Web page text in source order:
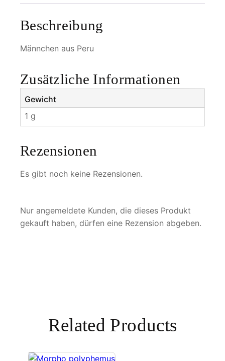
Beschreibung
Männchen aus Peru
Zusätzliche Informationen
Gewicht
1 g
Rezensionen
Es gibt noch keine Rezensionen.
Nur angemeldete Kunden, die dieses Produkt
gekauft haben, dürfen eine Rezension abgeben.
Related Products